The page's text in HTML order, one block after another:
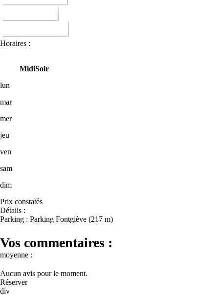
Horaires :
MidiSoir
lun
mar
mer
jeu
ven
sam
dim
Prix constatés
Détails :
Parking : Parking Fontgiève (217 m)
Vos commentaires :
moyenne :
Aucun avis pour le moment.
Réserver
div